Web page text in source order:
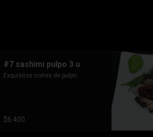
#7 sashimi pulpo 3 u
Exquisitos cortes de pulpo.
$6.400